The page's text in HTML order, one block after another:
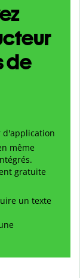
de
d'application
même
gratuite
un texte